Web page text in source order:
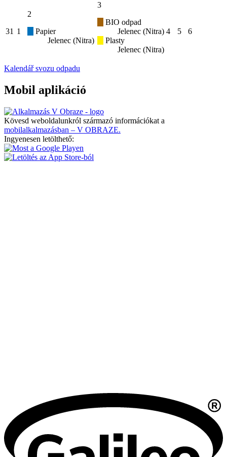
31 1
2
Papier
Jelenec (Nitra)
3
BIO odpad
Jelenec (Nitra)
Plasty
Jelenec (Nitra)
4 5 6
Kalendář svozu odpadu
Mobil aplikáció
Kövesd weboldalunkról származó információkat a
mobilalkalmazásban – V OBRAZE.
Ingyenesen letölthető: